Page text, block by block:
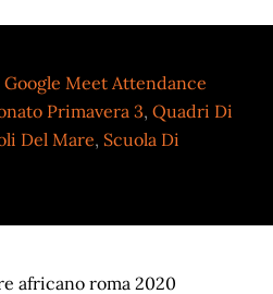
Google Meet Attendance
Primavera 3,Quadri Di
Del Mare, Scuola Di
africano roma 2020